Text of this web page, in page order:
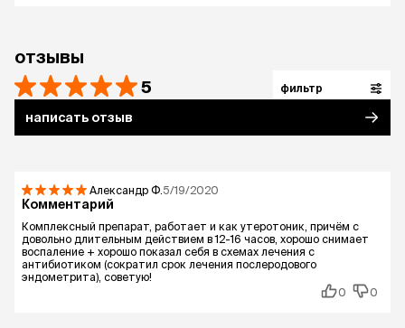
отзывы
5 фильтр
написать отзыв
Александр Ф. 5/19/2020
Комментарий
Комплексный препарат, работает и как утеротоник, причём с
довольно длительным действием в 12-16 часов, хорошо снимает
воспаление + хорошо показал себя в схемах лечения с
антибиотиком (сократил срок лечения послеродового
эндометрита), советую!
0
0